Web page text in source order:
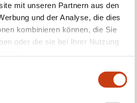
mit unseren Partnern aus den
und der Analyse, die dies
kombinieren können, die Sie
oder die sie bei Ihrer Nutzung